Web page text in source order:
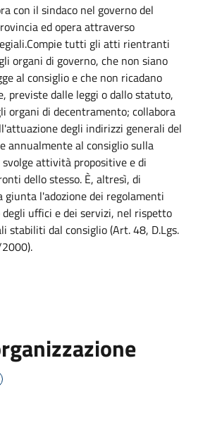
con il sindaco nel governo del
ed opera attraverso
tutti gli atti rientranti
organi di governo, che non siano
al consiglio e che non ricadano
previste dalle leggi o dallo statuto,
organi di decentramento; collabora
degli indirizzi generali del
annualmente al consiglio sulla
attività propositive e di
dello stesso. È, altresì, di
giunta l'adozione dei regolamenti
uffici e dei servizi, nel rispetto
stabiliti dal consiglio (Art. 48, D.Lgs.